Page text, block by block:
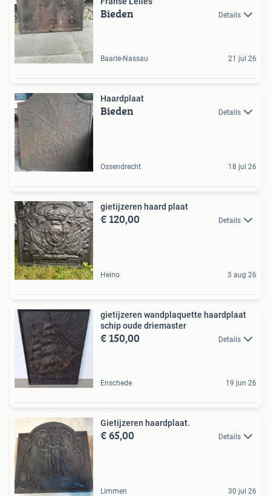
Bieden Details
Baarle-Nassau 21 jul 26
Haardplaat
Bieden Details
Ossendrecht 18 jul 26
gietijzeren haard plaat
€ 120,00 Details
Heino 3 aug 26
gietijzeren wandplaquette haardplaat
schip oude driemaster
€ 150,00 Details
Enschede 19 jun 26
Gietijzeren haardplaat.
€ 65,00 Details
Limmen 30 jul 26